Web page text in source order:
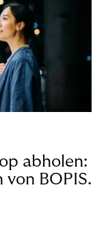
abholen:
von BOPIS.